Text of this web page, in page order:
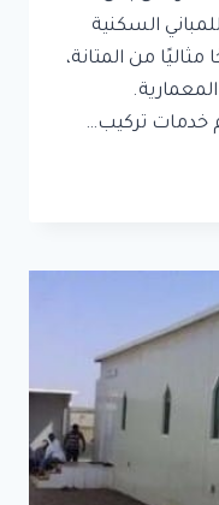
السكنية
من المتانة،
تركيب…